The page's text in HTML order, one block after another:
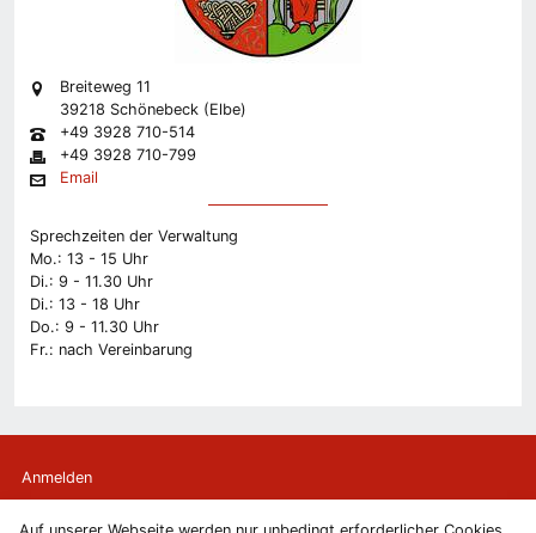
Breiteweg 11
39218 Schönebeck (Elbe)
+49 3928 710-514
+49 3928 710-799
Email
Sprechzeiten der Verwaltung
Mo.: 13 - 15 Uhr
Di.: 9 - 11.30 Uhr
Di.: 13 - 18 Uhr
Do.: 9 - 11.30 Uhr
Fr.: nach Vereinbarung
Anmelden